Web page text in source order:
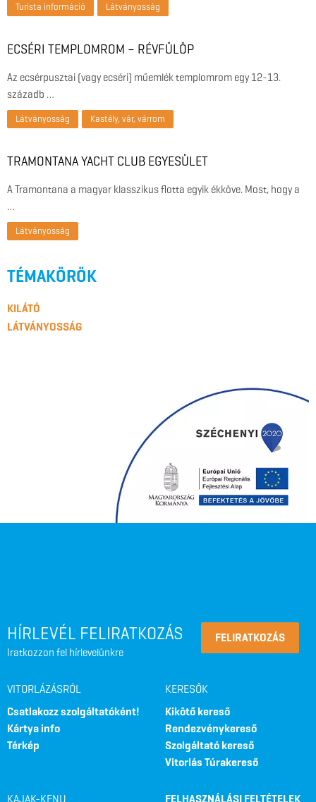
Turista információ Látványosság
ECSÉRI TEMPLOMROM – RÉVFÜLÖP
Az ecsérpusztai (vagy ecséri) műemlék templomrom egy 12-13.
századb …
Látványosság Kastély, vár, várrom
TRAMONTANA YACHT CLUB EGYESÜLET
A Tramontana a magyar klasszikus flotta egyik ékköve. Most, hogy a
…
Látványosság
TÉMAKÖRÖK
KILÁTÓ
LÁTVÁNYOSSÁG
HÍRLEVÉL FELIRATKOZÁS
Iratkozzon fel hírlevelünkre
FELIRATKOZÁS
VITORLÁZÁSRÓL
Csatlakozz szolgáltatóként!
Kártya info
Térkép
KERESŐK
Kikötő kereső
Rendezvénykereső
Szolgáltató kereső
Vitorlás Túrakereső
KAJAK-KENU FELHASZNÁLÁSI FELTÉTELEK